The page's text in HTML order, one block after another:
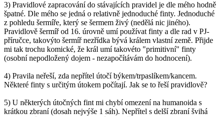
3) Pravidlové zapracování do stávajících pravidel je dle mého hodně
špatné. Dle mého se jedná o relativně jednoduché finty. Jednoduché
z pohledu šermíře, který se šermem živý (nedělá nic jiného).
Pravidlově šermíř od 16. úrovně umí používat finty a dle rad v PJ-
příručce, takovýto šermíř nezřídka bývá králem vlastní země. Přijde
mi tak trochu komické, že král umí takovéto "primitivní" finty
(osobní nepodložený dojem - nezapočítávám do hodnocení).
4) Pravila neřeší, zda nepřítel útočí býkem/trpaslíkem/kancem.
Některé finty s určitým útokem počítají. Jak se to řeší pravidlově?
5) U některých útočných fint mi chybí omezení na humanoida s
krátkou zbraní (dosah nejvýše 1 sáh). Nepřítel s delší zbraní švihá